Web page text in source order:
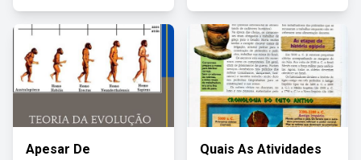
Apesar De
Quais As Atividades